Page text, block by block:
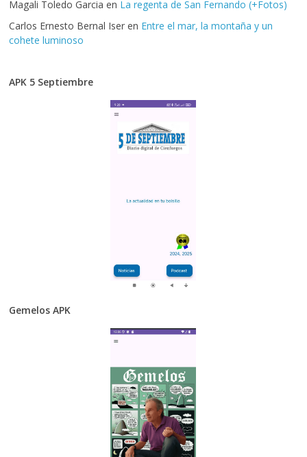
Magali Toledo Garcia en La regenta de San Fernando (+Fotos)
Carlos Ernesto Bernal Iser en Entre el mar, la montaña y un
cohete luminoso
APK 5 Septiembre
Gemelos APK